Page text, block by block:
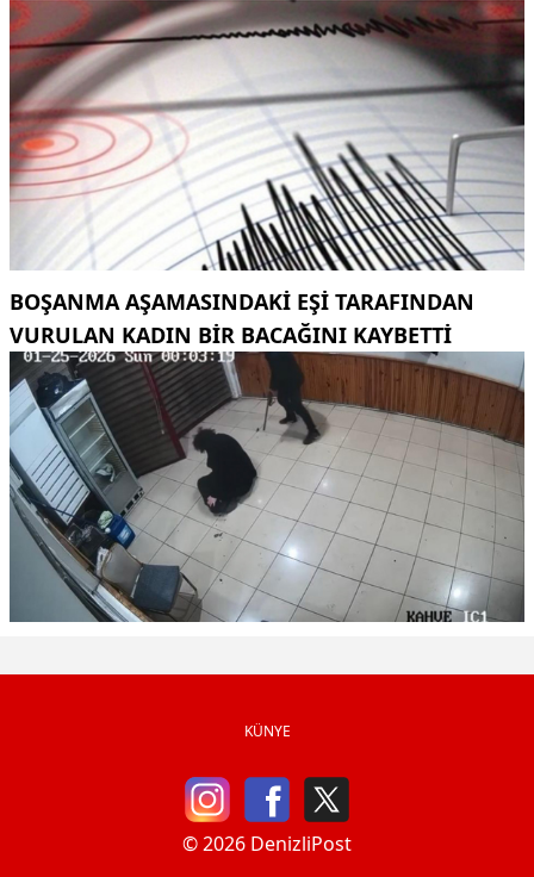
BOŞANMA AŞAMASINDAKI EŞI TARAFINDAN
VURULAN KADIN BIR BACAĞINI KAYBETTI
KÜNYE
© 2026 DenizliPost